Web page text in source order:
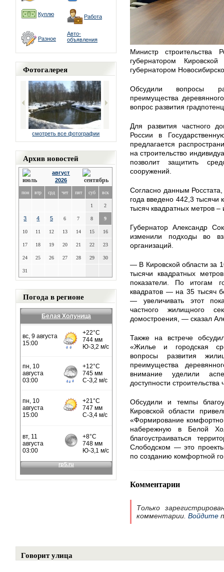
Куплю Работа
Разное
Авто-
объявления
Фотогалерея
смотреть все фотографии
Архив новостей
август
2026
пон втр срд чет пят суб вск
1 2
3 4 5 6 7 8 9
10 11 12 13 14 15 16
17 18 19 20 21 22 23
24 25 26 27 28 29 30
31
Погода в регионе
Белая Холуница
Министр строительства
губернатором
губернатором
Обсудили вопросы
преимущества
вопрос развития
Для развития частного
России в
предлагается
на строительство
позволит защитить
сооружений.
Согласно данным
года введено 442,3 тысячи
тысяч квадратных метров
Губернатор Александр
изменили подходы во
организаций.
— В Кировской области за
тысячи квадратных
показатели. По итогам
квадратов — на 35 тысяч
— увеличивать этот
частного жилищного
домостроения, — сказал
Также на встрече
«Жилье и городская
вопросы развития
преимущества
внимание уделили
доступности
Обсудили и темпы
Кировской области
«Формирование
набережную в Белой
благоустраиваться
Слободском — это
по созданию комфортной
Комментарии
Только
комментарии. Войдите
Говорит улица